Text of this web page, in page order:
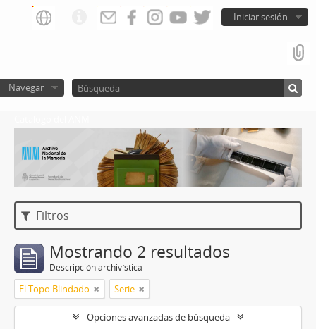
Iniciar sesión
Navegar
Filtros
Mostrando 2 resultados
Descripción archivística
El Topo Blindado Serie
Opciones avanzadas de búsqueda